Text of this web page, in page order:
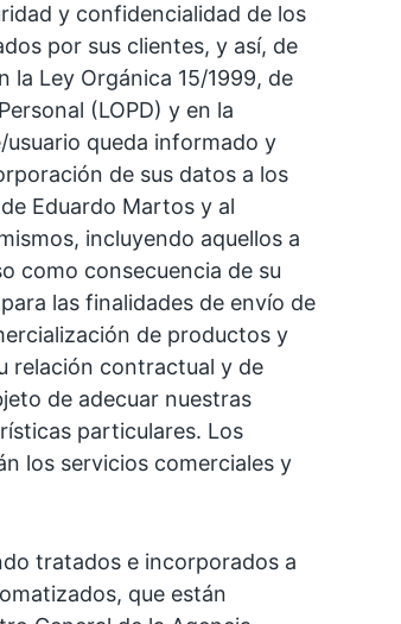
y confidencialidad de los
por sus clientes, y así, de
Ley Orgánica 15/1999, de
(LOPD) y en la
queda informado y
de sus datos a los
Eduardo Martos y al
incluyendo aquellos a
como consecuencia de su
las finalidades de envío de
de productos y
relación contractual y de
de adecuar nuestras
particulares. Los
los servicios comerciales y
tratados e incorporados a
que están